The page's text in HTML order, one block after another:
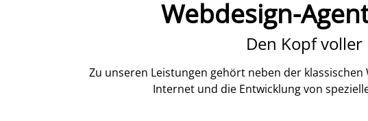
Webdesign-
Den Kopf
Zu unseren Leistungen gehört neben der
Internet und die Entwicklung von